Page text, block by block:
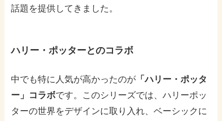
話題を提供してきました。
ハリー・ポッターとのコラボ
中でも特に人気が高かったのが 「ハリー・ポッタ
ー」コラボです。このシリーズでは、ハリーポッ
ターの世界をデザインに取り入れ、ベーシックに